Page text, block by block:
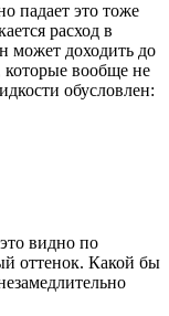
падает это тоже
расход в
может доходить до
которые вообще не
обусловлен:
видно по
оттенок. Какой бы